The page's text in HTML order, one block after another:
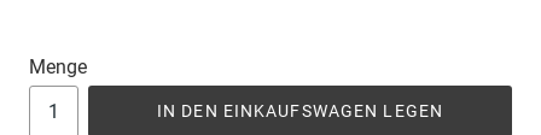
Menge
IN DEN EINKAUFSWAGEN LEGEN